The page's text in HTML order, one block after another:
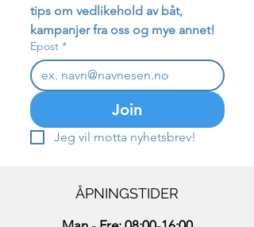
tips om vedlikehold av båt,
kampanjer fra oss og mye annet!
Epost *
Join
Jeg vil motta nyhetsbrev!
ÅPNINGSTIDER